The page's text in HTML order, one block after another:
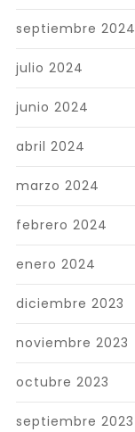
septiembre 2024
julio 2024
junio 2024
abril 2024
marzo 2024
febrero 2024
enero 2024
diciembre 2023
noviembre 2023
octubre 2023
septiembre 2023